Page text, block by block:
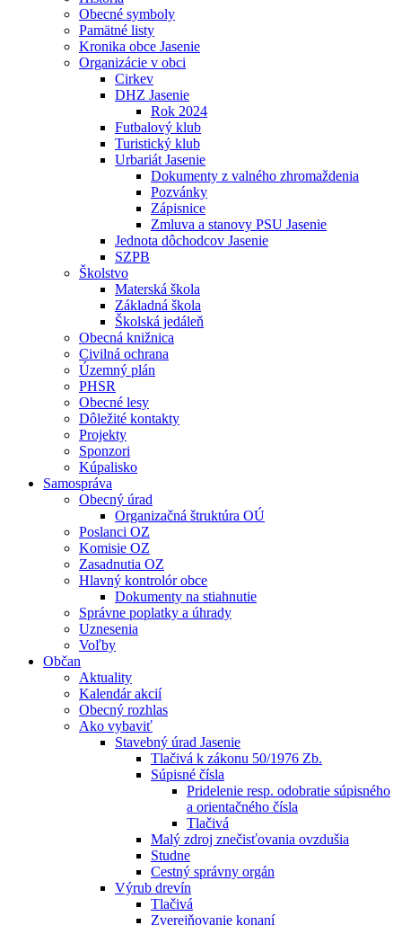
Obecné symboly
Pamätné listy
Kronika obce Jasenie
Organizácie v obci
Cirkev
DHZ Jasenie
Rok 2024
Futbalový klub
Turistický klub
Urbariát Jasenie
Dokumenty z valného zhromaždenia
Pozvánky
Zápisnice
Zmluva a stanovy PSU Jasenie
Jednota dôchodcov Jasenie
SZPB
Školstvo
Materská škola
Základná škola
Školská jedáleň
Obecná knižnica
Civilná ochrana
Územný plán
PHSR
Obecné lesy
Dôležité kontakty
Projekty
Sponzori
Kúpalisko
Samospráva
Obecný úrad
Organizačná štruktúra OÚ
Poslanci OZ
Komisie OZ
Zasadnutia OZ
Hlavný kontrolór obce
Dokumenty na stiahnutie
Správne poplatky a úhrady
Uznesenia
Voľby
Občan
Aktuality
Kalendár akcií
Obecný rozhlas
Ako vybaviť
Stavebný úrad Jasenie
Tlačivá k zákonu 50/1976 Zb.
Súpisné čísla
Pridelenie resp. odobratie súpisného
a orientačného čísla
Tlačivá
Malý zdroj znečisťovania ovzdušia
Studne
Cestný správny orgán
Výrub drevín
Tlačivá
Zverejňovanie konaní